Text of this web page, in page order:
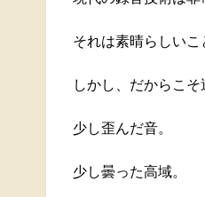
それは素晴らしいこ
しかし、だからこ
少し歪んだ音。
少し曇った高域。